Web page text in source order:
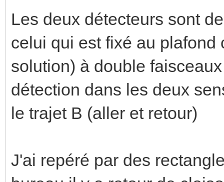
Les deux détecteurs sont
celui qui est fixé au plafond
solution) à double
détection dans les deux
le trajet B (aller et retour)
J'ai repéré par des